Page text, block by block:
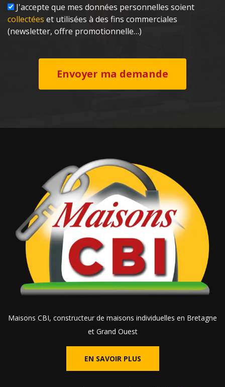
J'accepte que mes données personnelles soient
collectées et utilisées à des fins commerciales
(newsletter, offre promotionnelle…)
Envoyer ma demande
Maisons CBI, constructeur de maisons individuelles en Bretagne
et Grand Ouest
EN SAVOIR PLUS